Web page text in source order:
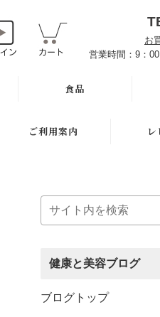
お
営業時間：9：
食品
オーサワお取り寄せ
豆・ごま・乾物・梅干
ご利用案内
お知らせ
お買い物ガイド
よくある質問
健康と美容ブログ
ブログトップ